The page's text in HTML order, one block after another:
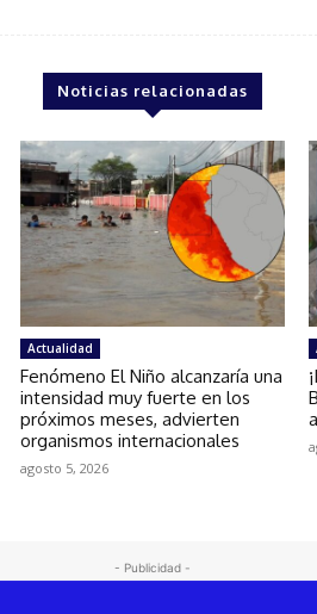
Noticias relacionadas
Actualidad
Fenómeno El Niño alcanzaría una
intensidad muy fuerte en los
próximos meses, advierten
organismos internacionales
agosto 5, 2026
- Publicidad -